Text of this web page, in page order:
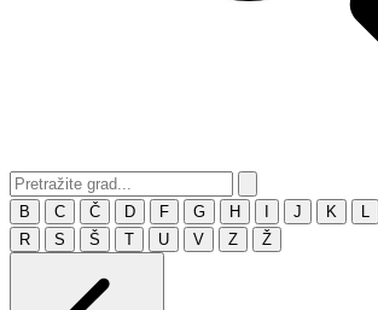
B C Č D F G H J K
R
S Š T U V Z Ž